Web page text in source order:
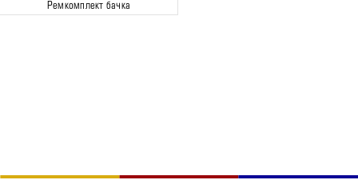
Ремкомплект бачка